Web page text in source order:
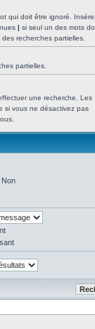
qui doit être ignoré.
| si seul un des mots
recherches partielles.
partielles.
une recherche. Les
si vous ne désactivez pas
Non